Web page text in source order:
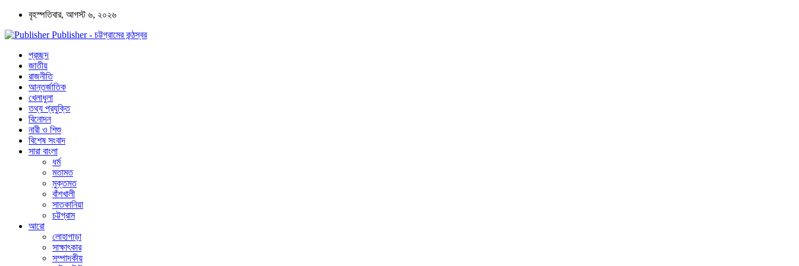
বৃহস্পতিবার, আগস্ট ৬, ২০২৬
Publisher - চট্টগ্রামের কন্ঠস্বর
প্রচ্ছদ
জাতীয়
রাজনীতি
আন্তর্জাতিক
খেলাধুলা
তথ্য প্রযুক্তি
বিনোদন
নারী ও শিশু
বিশেষ সংবাদ
সারা বাংলা
ধর্ম
মতামত
মুক্তমত
বাঁশখালী
সাতকানিয়া
চট্টগ্রাম
আরো
লোহাগাড়া
সাক্ষাৎকার
সম্পাদকীয়